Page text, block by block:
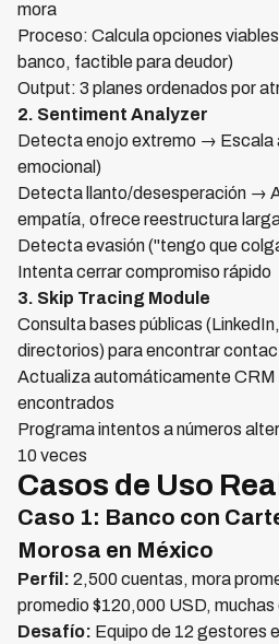
mora
Proceso: Calcula opciones
banco, factible para deudor)
Output: 3 planes ordenados por
2. Sentiment Analyzer
Detecta enojo extremo → Escala
emocional)
Detecta llanto/desesperación →
empatía, ofrece reestructura
Detecta evasión ("tengo que
Intenta cerrar compromiso rápido
3. Skip Tracing Module
Consulta bases públicas
directorios) para encontrar
Actualiza automáticamente CRM
encontrados
Programa intentos a números
10 veces
Casos de Uso
Caso 1: Banco con
Morosa en México
Perfil: 2,500 cuentas, mora
promedio $120,000 USD, muchas
Desafío: Equipo de 12 gestores